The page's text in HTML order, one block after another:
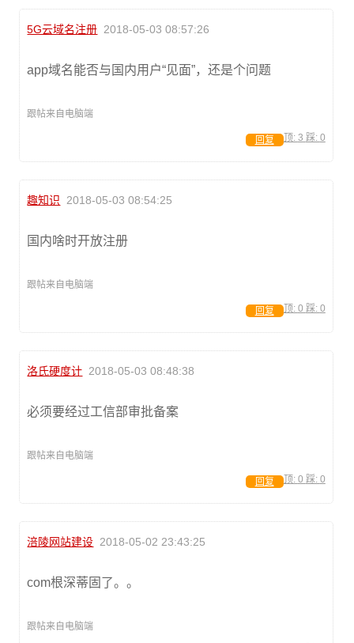
5G云域名注册 2018-05-03 08:57:26
app域名能否与国内用户“见面”，还是个问题
跟帖来自电脑端
顶: 3 踩: 0
回复
趣知识 2018-05-03 08:54:25
国内啥时开放注册
跟帖来自电脑端
顶: 0 踩: 0
回复
洛氏硬度计 2018-05-03 08:48:38
必须要经过工信部审批备案
跟帖来自电脑端
顶: 0 踩: 0
回复
涪陵网站建设 2018-05-02 23:43:25
com根深蒂固了。。
跟帖来自电脑端